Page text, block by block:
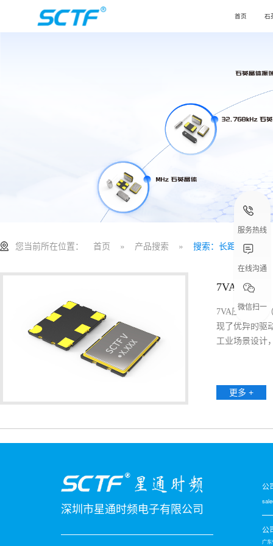
首页 石
您当前所在位置： 首页 » 产品搜索 » 搜索：长距离传输
7VA
7VA压控晶振
现了优异的驱
工业场景设计
更多 +
深圳市星通时频电子有限公司
公
公
广
服务热线
在线沟通
微信扫一
扫